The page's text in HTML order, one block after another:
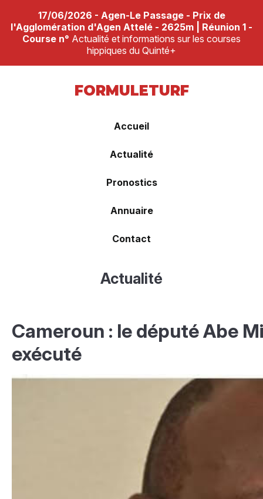
17/06/2026 - Agen-Le Passage - Prix de
l'Agglomération d'Agen Attelé - 2625m | Réunion 1 -
Course n° Actualité et informations sur les courses
hippiques du Quinté+
FORMULETURF
Accueil
Actualité
Pronostics
Annuaire
Contact
Actualité
Cameroun : le député Abe
exécuté